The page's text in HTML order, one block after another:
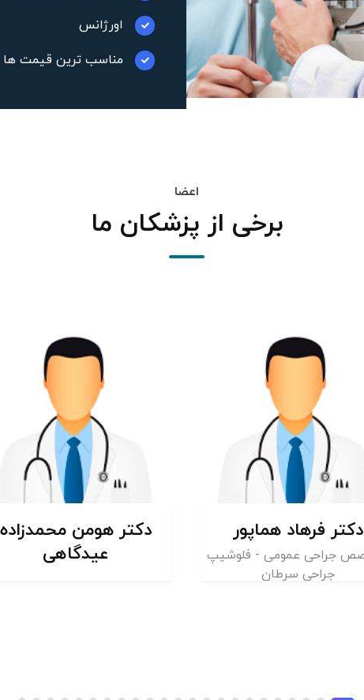
اورژانس
مناسب ترین قیمت ها
اعضا
برخی از پزشکان ما
دکتر هومن محمدزاده
عیدگاهی
دکتر مصطفی کمندی
فوق تخصص خون و انکولوژی